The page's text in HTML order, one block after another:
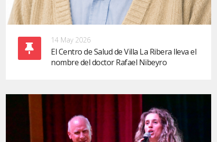
14 May 2026
El Centro de Salud de Villa La Ribera lleva el
nombre del doctor Rafael Nibeyro